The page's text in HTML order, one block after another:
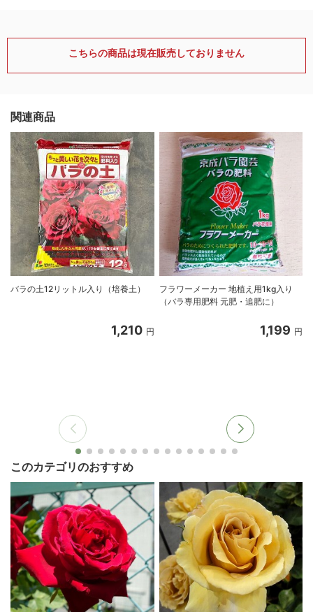
こちらの商品は現在販売しておりません
関連商品
バラの土12リットル入り（培養土）
1,210 円
フラワーメーカー 地植え用1kg入り
（バラ専用肥料 元肥・追肥に）
1,199 円
このカテゴリのおすすめ